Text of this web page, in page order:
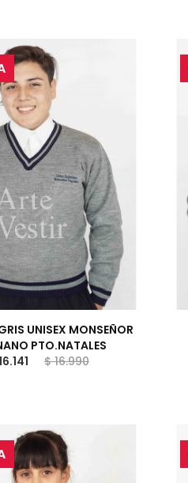
UNISEX MONSEÑOR
PTO.NATALES
$ 16.990